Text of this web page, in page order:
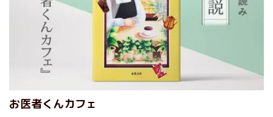
お医者くんカフェ